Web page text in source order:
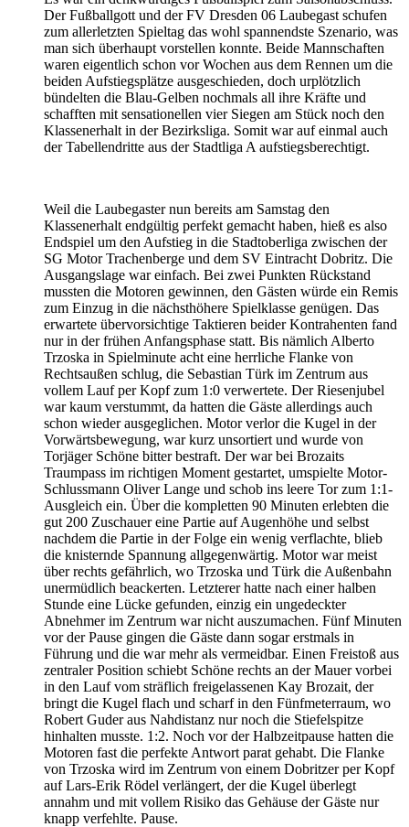
Der Fußballgott und der FV Dresden 06 Laubegast schufen
zum allerletzten Spieltag das wohl spannendste Szenario, was
man sich überhaupt vorstellen konnte. Beide Mannschaften
waren eigentlich schon vor Wochen aus dem Rennen um die
beiden Aufstiegsplätze ausgeschieden, doch urplötzlich
bündelten die Blau-Gelben nochmals all ihre Kräfte und
schafften mit sensationellen vier Siegen am Stück noch den
Klassenerhalt in der Bezirksliga. Somit war auf einmal auch
der Tabellendritte aus der Stadtliga A aufstiegsberechtigt.
Weil die Laubegaster nun bereits am Samstag den
Klassenerhalt endgültig perfekt gemacht haben, hieß es also
Endspiel um den Aufstieg in die Stadtoberliga zwischen der
SG Motor Trachenberge und dem SV Eintracht Dobritz. Die
Ausgangslage war einfach. Bei zwei Punkten Rückstand
mussten die Motoren gewinnen, den Gästen würde ein Remis
zum Einzug in die nächsthöhere Spielklasse genügen. Das
erwartete übervorsichtige Taktieren beider Kontrahenten fand
nur in der frühen Anfangsphase statt. Bis nämlich Alberto
Trzoska in Spielminute acht eine herrliche Flanke von
Rechtsaußen schlug, die Sebastian Türk im Zentrum aus
vollem Lauf per Kopf zum 1:0 verwertete. Der Riesenjubel
war kaum verstummt, da hatten die Gäste allerdings auch
schon wieder ausgeglichen. Motor verlor die Kugel in der
Vorwärtsbewegung, war kurz unsortiert und wurde von
Torjäger Schöne bitter bestraft. Der war bei Brozaits
Traumpass im richtigen Moment gestartet, umspielte Motor-
Schlussmann Oliver Lange und schob ins leere Tor zum 1:1-
Ausgleich ein. Über die kompletten 90 Minuten erlebten die
gut 200 Zuschauer eine Partie auf Augenhöhe und selbst
nachdem die Partie in der Folge ein wenig verflachte, blieb
die knisternde Spannung allgegenwärtig. Motor war meist
über rechts gefährlich, wo Trzoska und Türk die Außenbahn
unermüdlich beackerten. Letzterer hatte nach einer halben
Stunde eine Lücke gefunden, einzig ein ungedeckter
Abnehmer im Zentrum war nicht auszumachen. Fünf Minuten
vor der Pause gingen die Gäste dann sogar erstmals in
Führung und die war mehr als vermeidbar. Einen Freistoß aus
zentraler Position schiebt Schöne rechts an der Mauer vorbei
in den Lauf vom sträflich freigelassenen Kay Brozait, der
bringt die Kugel flach und scharf in den Fünfmeterraum, wo
Robert Guder aus Nahdistanz nur noch die Stiefelspitze
hinhalten musste. 1:2. Noch vor der Halbzeitpause hatten die
Motoren fast die perfekte Antwort parat gehabt. Die Flanke
von Trzoska wird im Zentrum von einem Dobritzer per Kopf
auf Lars-Erik Rödel verlängert, der die Kugel überlegt
annahm und mit vollem Risiko das Gehäuse der Gäste nur
knapp verfehlte. Pause.